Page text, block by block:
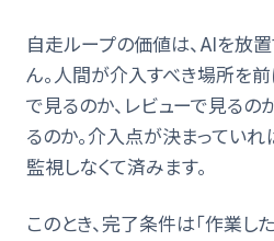
自走ループの価値は、AIを放
ん。人間が介入すべき場所を前
で見るのか、レビューで見るの
るのか。介入点が決まってい
監視しなくて済みます。
このとき、完了条件は「作業し